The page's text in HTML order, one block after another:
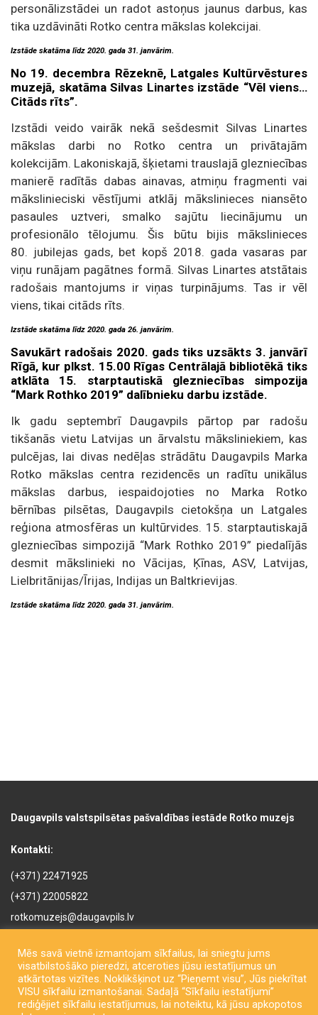
personālizstādei un radot astoņus jaunus darbus, kas
tika uzdāvināti Rotko centra mākslas kolekcijai.
Izstāde skatāma līdz 2020. gada 31. janvārim.
No 19. decembra Rēzeknē, Latgales Kultūrvēstures
muzejā, skatāma Silvas Linartes izstāde “Vēl viens…
Citāds rīts”.
Izstādi veido vairāk nekā sešdesmit Silvas Linartes
mākslas darbi no Rotko centra un privātajām
kolekcijām. Lakoniskajā, šķietami trauslajā glezniecības
manierē radītās dabas ainavas, atmiņu fragmenti vai
mākslinieciski vēstījumi atklāj mākslinieces niansēto
pasaules uztveri, smalko sajūtu liecinājumu un
profesionālo tēlojumu. Šis būtu bijis mākslinieces
80. jubilejas gads, bet kopš 2018. gada vasaras par
viņu runājam pagātnes formā. Silvas Linartes atstātais
radošais mantojums ir viņas turpinājums. Tas ir vēl
viens, tikai citāds rīts.
Izstāde skatāma līdz 2020. gada 26. janvārim.
Savukārt radošais 2020. gads tiks uzsākts 3. janvārī
Rīgā, kur plkst. 15.00 Rīgas Centrālajā bibliotēkā tiks
atklāta 15. starptautiskā glezniecības simpozija
“Mark Rothko 2019” dalībnieku darbu izstāde.
Ik gadu septembrī Daugavpils pārtop par radošu
tikšanās vietu Latvijas un ārvalstu māksliniekiem, kas
pulcējas, lai divas nedēļas strādātu Daugavpils Marka
Rotko mākslas centra rezidencēs un radītu unikālus
mākslas darbus, iespaidojoties no Marka Rotko
bērnības pilsētas, Daugavpils cietokšņa un Latgales
reģiona atmosfēras un kultūrvides. 15. starptautiskajā
glezniecības simpozijā “Mark Rothko 2019” piedalījās
desmit mākslinieki no Vācijas, Ķīnas, ASV, Latvijas,
Lielbritānijas/Īrijas, Indijas un Baltkrievijas.
Izstāde skatāma līdz 2020. gada 31. janvārim.
Daugavpils valstspilsētas pašvaldības iestāde Rotko muzejs
Kontakti:
(+371) 22471925
(+371) 22005822
rotkomuzejs@daugavpils.lv
LV-5401, Latvija
Mēs savā vietnē izmantojam sīkfailus, lai sniegtu jums
visatbilstošāko pieredzi, atceroties jūsu iestatījumus un
atkārtotas vizītes. Noklikšķinot uz “Pieņemt visu”, Jūs piekrītat
VISU sīkfailu izmantošanai. Sadaļā “Sīkfailu iestatījumi”
rediģējiet sīkfailu iestatījumus, lai noteiktu, kā jūsu apkopotos